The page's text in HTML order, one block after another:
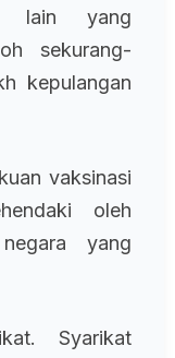
lain yang
sekurang-
kepulangan
vaksinasi
oleh
yang
Syarikat